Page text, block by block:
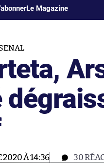
Le Magazine
2020 À 14:36 30